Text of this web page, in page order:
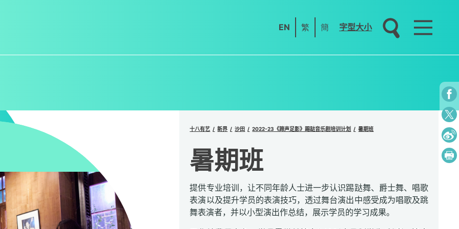
EN 繁 簡 字型大小
十八有艺 新界 沙田 2022-23《蹄声足影》踢跶音乐剧培训计划 暑期班
暑期班
提供专业培训，让不同年龄人士进一步认识踢跶舞、爵士舞、唱歌
表演以及提升学员的表演技巧，透过舞台演出中感受成为唱歌及跳
舞表演者，并以小型演出作总结，展示学员的学习成果。